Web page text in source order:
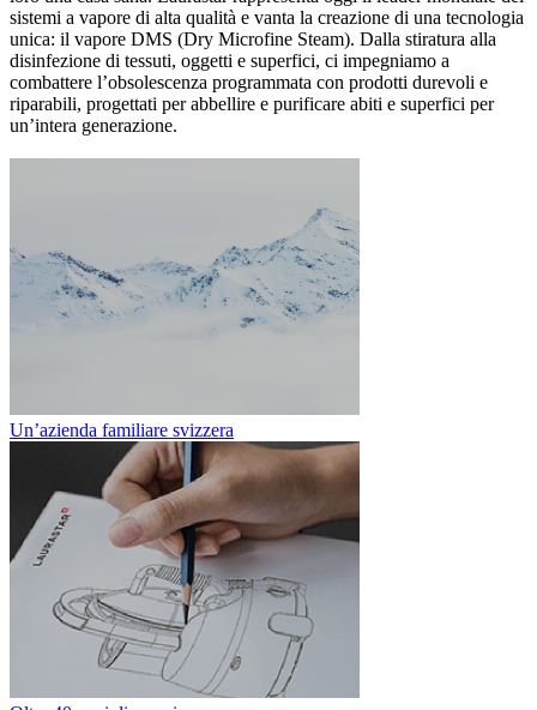
sistemi a vapore di alta qualità e vanta la creazione di una tecnologia
unica: il vapore DMS (Dry Microfine Steam). Dalla stiratura alla
disinfezione di tessuti, oggetti e superfici, ci impegniamo a
combattere l’obsolescenza programmata con prodotti durevoli e
riparabili, progettati per abbellire e purificare abiti e superfici per
un’intera generazione.
Un’azienda familiare svizzera